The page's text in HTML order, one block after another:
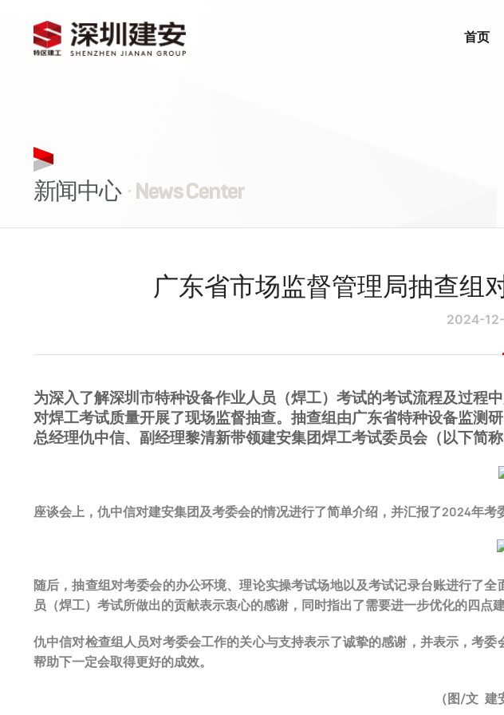
首页
新闻中心 · News Center
广东省市场监督管理局抽查组
2024-
为深入了解深圳市特种设备作业人员（焊工）考试的考试流程及过程
对焊工考试质量开展了现场监督抽查。抽查组由广东省特种设备监测
总经理仇中信、副经理黎清新带领建安集团焊工考试委员会（以下简
座谈会上，仇中信对建安集团及考委会的情况进行了简单介绍，并汇报了2024年考
随后，抽查组对考委会的办公环境、理论实操考试场地以及考试记录台账进行了
员（焊工）考试所做出的贡献表示衷心的感谢，同时指出了需要进一步优化的四点建
仇中信对检查组人员对考委会工作的关心与支持表示了诚挚的感谢，并表示，考
帮助下一定会取得更好的成效。
（图/文 建